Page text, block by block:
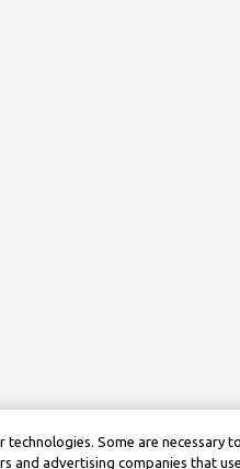
technologies. Some are necessary
and advertising companies that